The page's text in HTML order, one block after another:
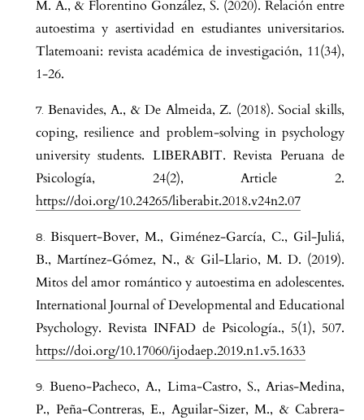
M. A., & Florentino González, S. (2020). Relación entre
autoestima y asertividad en estudiantes universitarios.
Tlatemoani: revista académica de investigación, 11(34),
1-26.
Benavides, A., & De Almeida, Z. (2018). Social skills,
coping, resilience and problem-solving in psychology
university students. LIBERABIT. Revista Peruana de
Psicología, 24(2), Article 2.
https://doi.org/10.24265/liberabit.2018.v24n2.07
Bisquert-Bover, M., Giménez-García, C., Gil-Juliá,
B., Martínez-Gómez, N., & Gil-Llario, M. D. (2019).
Mitos del amor romántico y autoestima en adolescentes.
International Journal of Developmental and Educational
Psychology. Revista INFAD de Psicología., 5(1), 507.
https://doi.org/10.17060/ijodaep.2019.n1.v5.1633
Bueno-Pacheco, A., Lima-Castro, S., Arias-Medina,
P., Peña-Contreras, E., Aguilar-Sizer, M., & Cabrera-